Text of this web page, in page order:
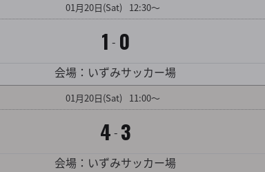
01月20日(Sat) 12:30～
1 - 0
会場：いずみサッカー場
01月20日(Sat) 11:00～
4 - 3
対戦カード詳細を見る
会場：いずみサッカー場
対戦カード詳細を見る